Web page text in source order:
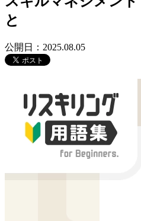
と
公開日：2025.08.05